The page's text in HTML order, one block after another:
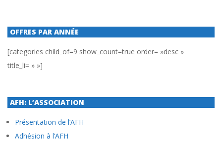
OFFRES PAR ANNÉE
[categories child_of=9 show_count=true order= »desc »
title_li= » »]
AFH: L’ASSOCIATION
Présentation de l’AFH
Adhésion à l’AFH